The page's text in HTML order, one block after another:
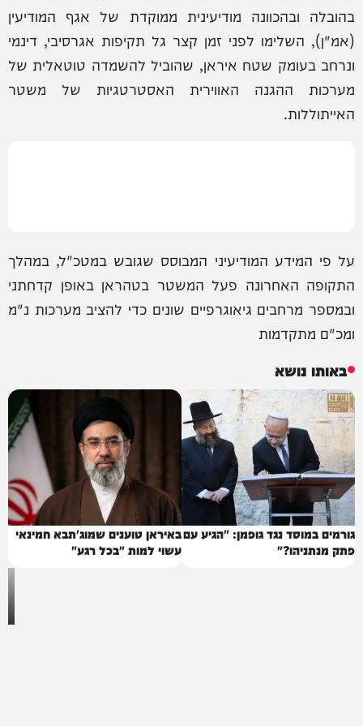
בהובלה ובהכוונה מודיעינית ממוקדת של אגף המודיעין
(אמ"ן), השלימו לפני זמן קצר גל תקיפות אגרסיבי, דינמי
ונרחב בעומק שטח איראן, שהוביל להשמדה טוטאלית של
מערכות ההגנה האווירית האסטרטגיות של משטר
האייתוללות.
על פי המידע המודיעיני המבוסס שגובש במטכ"ל, במהלך
התקופה האחרונה פעל המשטר בטהראן באופן קדחתני
ובמספר מרחבים גיאוגרפיים שונים כדי להציב מערכות נ"מ
ומכ"ם מתקדמות
באותו נושא
גורמים במוסד נגד גופמן: "הגיע עם
פתק מנתניהו?"
באיראן טוענים שמוג'תבא חמינאי
עשוי למות "בכל רגע"